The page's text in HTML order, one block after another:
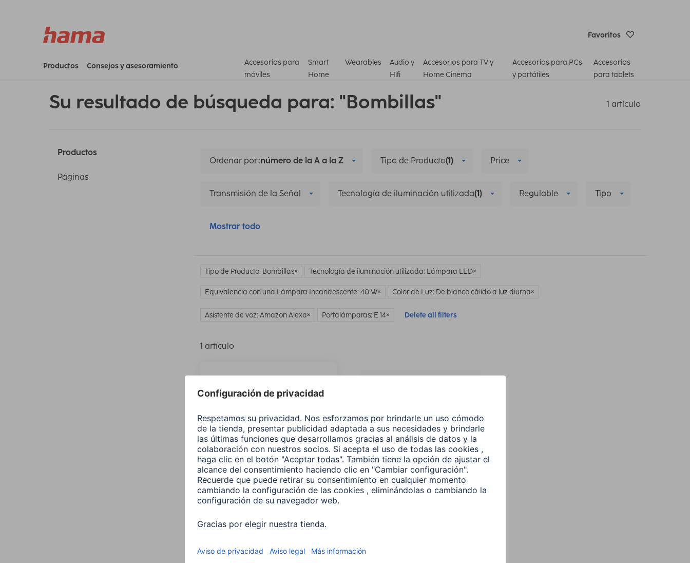
Favoritos
Productos Consejos y asesoramiento
Accesorios para
móviles
Smart
Home
Wearables
Audio y
Hifi
Accesorios para TV y
Home Cinema
Accesorios para PCs
y portátiles
Accesorios
para tablets
Su resultado de búsqueda para: "Bombillas" 1 artículo
Productos
Páginas
Ordenar por::número de la A a la Z Tipo de Producto(1) Price
Transmisión de la Señal Tecnología de iluminación utilizada(1) Regulable Tipo
Mostrar todo
Tipo de Producto: Bombillas Tecnología de iluminación utilizada: Lámpara LED
Equivalencia con una Lámpara Incandescente: 40 W Color de Luz: De blanco cálido a luz diurna
Asistente de voz: Amazon Alexa Portalámparas: E 14 Delete all filters
1 artículo
Hama Lámpara LED WLAN
Vela, Para control por voz
00176599
producto que
buscas?
Buscar entre todos
nuestros
productos